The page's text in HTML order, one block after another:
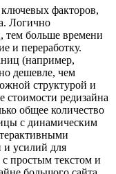
факторов,
Логично
тем больше времени
и переработку.
(например,
дешевле, чем
структурой и
редизайна
общее количество
с динамическим
и усилий для
простым текстом и